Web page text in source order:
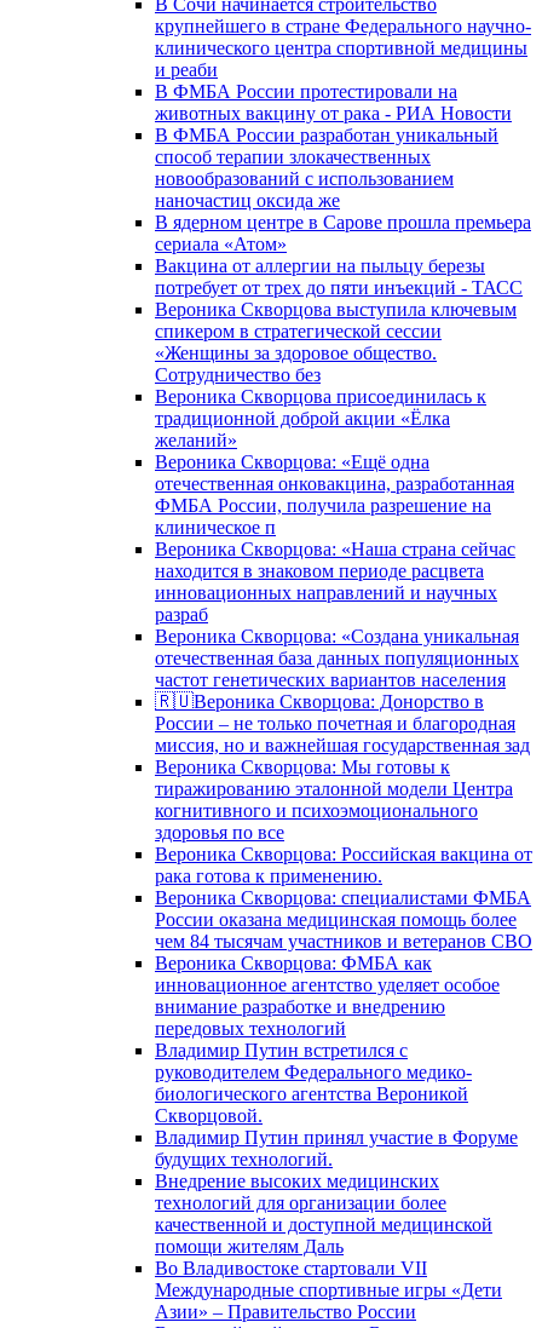
В Сочи начинается строительство
крупнейшего в стране Федерального научно-
клинического центра спортивной медицины
и реаби
В ФМБА России протестировали на
животных вакцину от рака - РИА Новости
В ФМБА России разработан уникальный
способ терапии злокачественных
новообразований с использованием
наночастиц оксида же
В ядерном центре в Сарове прошла премьера
сериала «Атом»
Вакцина от аллергии на пыльцу березы
потребует от трех до пяти инъекций - ТАСС
Вероника Скворцова выступила ключевым
спикером в стратегической сессии
«Женщины за здоровое общество.
Сотрудничество без
Вероника Скворцова присоединилась к
традиционной доброй акции «Ёлка
желаний»
Вероника Скворцова: «Ещё одна
отечественная онковакцина, разработанная
ФМБА России, получила разрешение на
клиническое п
Вероника Скворцова: «Наша страна сейчас
находится в знаковом периоде расцвета
инновационных направлений и научных
разраб
Вероника Скворцова: «Создана уникальная
отечественная база данных популяционных
частот генетических вариантов населения
🇷🇺Вероника Скворцова: Донорство в
России – не только почетная и благородная
миссия, но и важнейшая государственная зад
Вероника Скворцова: Мы готовы к
тиражированию эталонной модели Центра
когнитивного и психоэмоционального
здоровья по все
Вероника Скворцова: Российская вакцина от
рака готова к применению.
Вероника Скворцова: специалистами ФМБА
России оказана медицинская помощь более
чем 84 тысячам участников и ветеранов СВО
Вероника Скворцова: ФМБА как
инновационное агентство уделяет особое
внимание разработке и внедрению
передовых технологий
Владимир Путин встретился с
руководителем Федерального медико-
биологического агентства Вероникой
Скворцовой.
Владимир Путин принял участие в Форуме
будущих технологий.
Внедрение высоких медицинских
технологий для организации более
качественной и доступной медицинской
помощи жителям Даль
Во Владивостоке стартовали VII
Международные спортивные игры «Дети
Азии» – Правительство России